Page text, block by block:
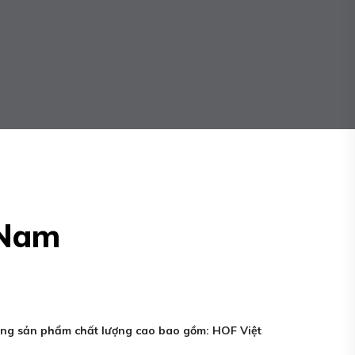
sản phẩm chất lượng cao bao gồm: HOF Việt